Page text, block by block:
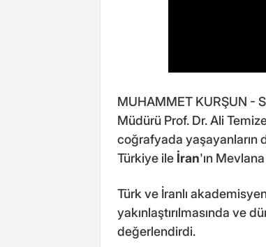
MUHAMMET KURŞUN -
Müdürü Prof. Dr. Ali
coğrafyada yaşayanların
Türkiye ile İran'ın
Türk ve İranlı
yakınlaştırılmasında ve
değerlendirdi.